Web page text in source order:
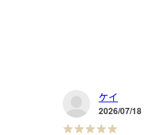
ケイ
2026/07/18